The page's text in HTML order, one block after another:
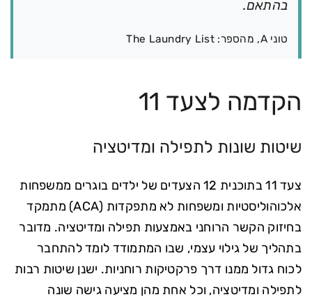
בהתאם.
טוני A, מהספר: The Laundry List
הקדמה לצעד 11
שיטות שונות לתפילה ומדיטציה
צעד 11 בתוכנית 12 הצעדים של ילדים בוגרים ממשפחות
אלכוהוליסטיות ומשפחות לא מתפקדות (ACA) מתמקד
בחיזוק הקשר הרוחני באמצעות תפילה ומדיטציה. מדובר
בתהליך של גילוי עצמי, שבו המתמודד לומד להתחבר
לכוח גדול ממנו דרך פרקטיקות רוחניות. ישנן שיטות רבות
לתפילה ומדיטציה, וכל אחת מהן מציעה גישה שונה